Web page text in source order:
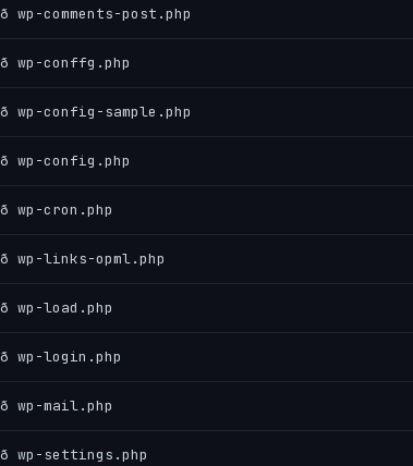
ð wp-comments-post.php
ð wp-conffg.php
ð wp-config-sample.php
ð wp-config.php
ð wp-cron.php
ð wp-links-opml.php
ð wp-load.php
ð wp-login.php
ð wp-mail.php
ð wp-settings.php